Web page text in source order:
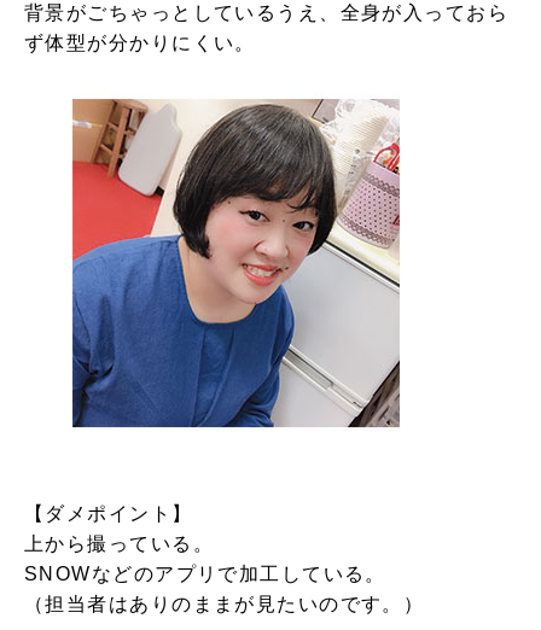
背景がごちゃっとしているうえ、全身が入っておら
ず体型が分かりにくい。
【ダメポイント】
上から撮っている。
SNOWなどのアプリで加工している。
（担当者はありのままが見たいのです。）